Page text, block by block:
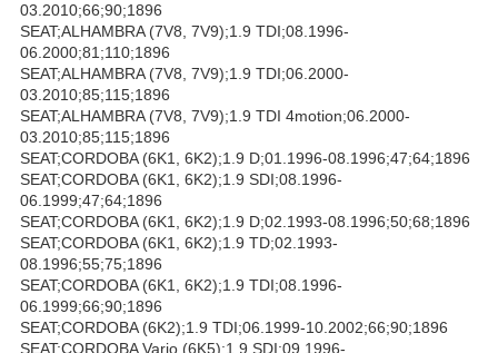
03.2010;66;90;1896
SEAT;ALHAMBRA (7V8, 7V9);1.9 TDI;08.1996-
06.2000;81;110;1896
SEAT;ALHAMBRA (7V8, 7V9);1.9 TDI;06.2000-
03.2010;85;115;1896
SEAT;ALHAMBRA (7V8, 7V9);1.9 TDI 4motion;06.2000-
03.2010;85;115;1896
SEAT;CORDOBA (6K1, 6K2);1.9 D;01.1996-08.1996;47;64;1896
SEAT;CORDOBA (6K1, 6K2);1.9 SDI;08.1996-
06.1999;47;64;1896
SEAT;CORDOBA (6K1, 6K2);1.9 D;02.1993-08.1996;50;68;1896
SEAT;CORDOBA (6K1, 6K2);1.9 TD;02.1993-
08.1996;55;75;1896
SEAT;CORDOBA (6K1, 6K2);1.9 TDI;08.1996-
06.1999;66;90;1896
SEAT;CORDOBA (6K2);1.9 TDI;06.1999-10.2002;66;90;1896
SEAT;CORDOBA Vario (6K5);1.9 SDI;09.1996-